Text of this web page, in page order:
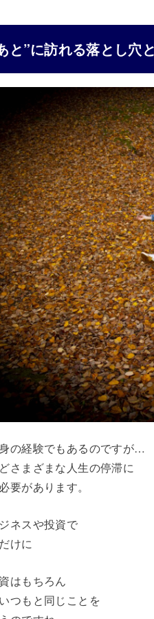
と”に訪れる落とし穴
の経験でもあるのですが…
さまざまな人生の停滞に
要があります。
ネスや投資で
けに
はもちろん
つもと同じことを